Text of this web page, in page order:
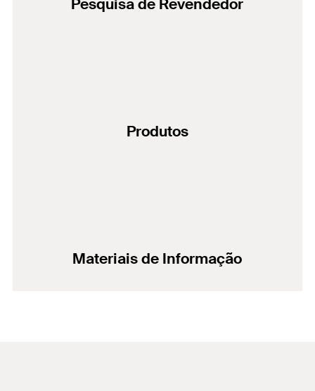
Pesquisa de Revendedor
Produtos
Materiais de Informação